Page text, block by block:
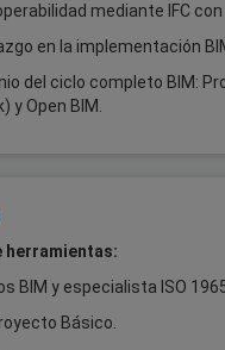
mediante IFC
en la implementación
del ciclo completo BIM:
y Open BIM.
herramientas:
BIM y especialista ISO
Básico.